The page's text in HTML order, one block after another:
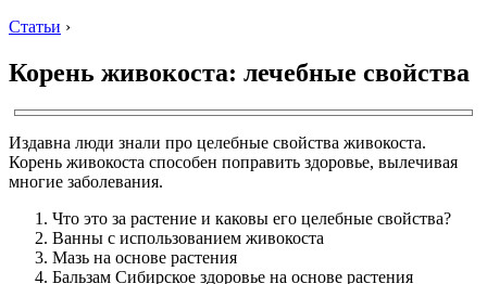
Статьи ›
Корень живокоста: лечебные свойства
Издавна люди знали про целебные свойства живокоста.
Корень живокоста способен поправить здоровье, вылечивая
многие заболевания.
Что это за растение и каковы его целебные свойства?
Ванны с использованием живокоста
Мазь на основе растения
Бальзам Сибирское здоровье на основе растения